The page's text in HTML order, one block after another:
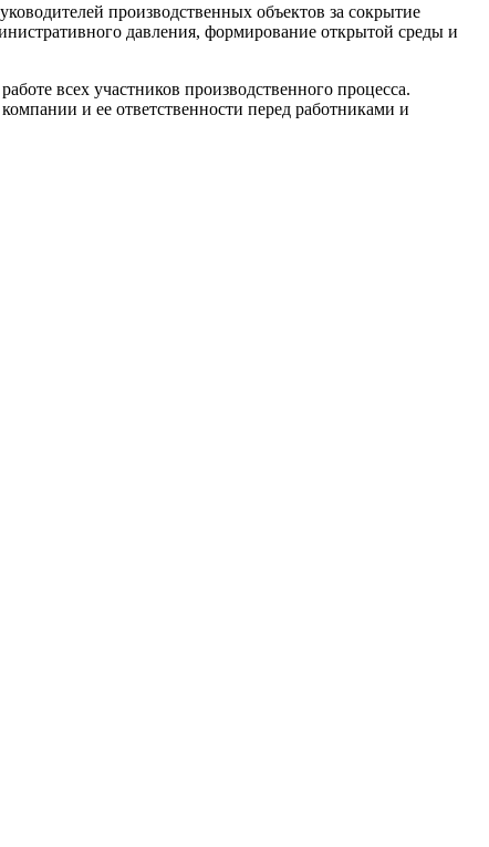
производственных объектов за сокрытие
давления, формирование открытой среды и
всех участников производственного процесса.
и ее ответственности перед работниками и